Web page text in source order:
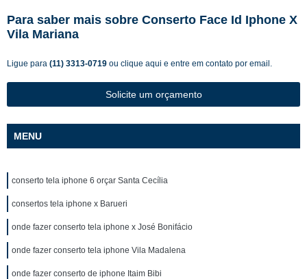
Para saber mais sobre Conserto Face Id Iphone X
Vila Mariana
Ligue para (11) 3313-0719 ou clique aqui e entre em contato por email.
Solicite um orçamento
MENU
conserto tela iphone 6 orçar Santa Cecília
consertos tela iphone x Barueri
onde fazer conserto tela iphone x José Bonifácio
onde fazer conserto tela iphone Vila Madalena
onde fazer conserto de iphone Itaim Bibi